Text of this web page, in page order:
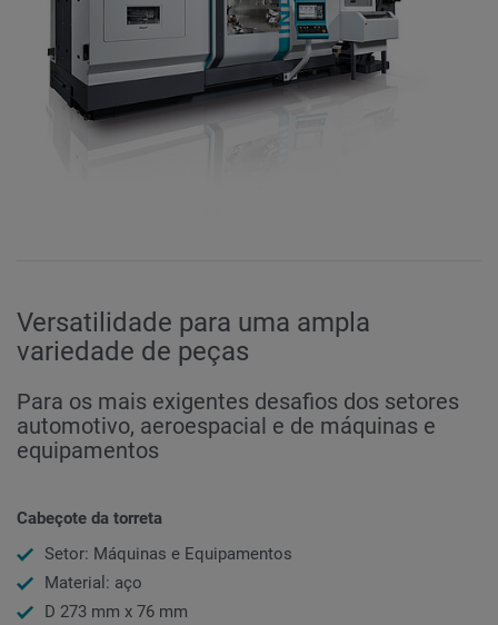
Versatilidade para uma ampla
variedade de peças
Para os mais exigentes desafios dos setores
automotivo, aeroespacial e de máquinas e
equipamentos
Cabeçote da torreta
Setor: Máquinas e Equipamentos
Material: aço
D 273 mm x 76 mm